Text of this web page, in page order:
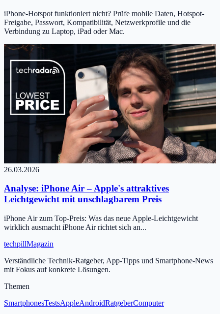
iPhone-Hotspot funktioniert nicht? Prüfe mobile Daten, Hotspot-
Freigabe, Passwort, Kompatibilität, Netzwerkprofile und die
Verbindung zu Laptop, iPad oder Mac.
26.03.2026
Analyse: iPhone Air – Apple's attraktives
Leichtgewicht mit unschlagbarem Preis
iPhone Air zum Top-Preis: Was das neue Apple-Leichtgewicht
wirklich ausmacht iPhone Air richtet sich an...
techpillMagazin
Verständliche Technik-Ratgeber, App-Tipps und Smartphone-News
mit Fokus auf konkrete Lösungen.
Themen
SmartphonesTestsAppleAndroidRatgeberComputer